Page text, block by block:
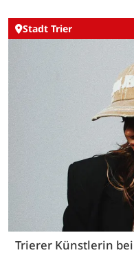
Stadt Trier
Trierer Künstlerin